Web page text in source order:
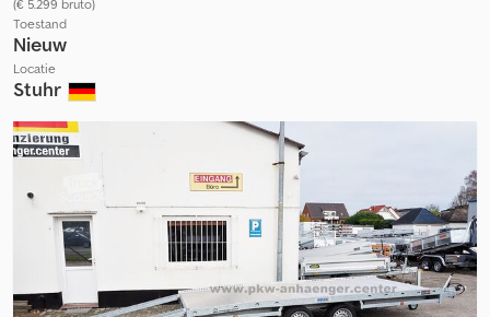
(€ 5.299 bruto)
Toestand
Nieuw
Locatie
Stuhr